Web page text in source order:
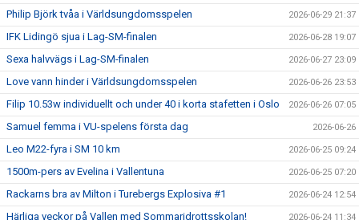
Philip Björk tvåa i Världsungdomsspelen 2026-06-29 21:37
IFK Lidingö sjua i Lag-SM-finalen 2026-06-28 19:07
Sexa halvvägs i Lag-SM-finalen 2026-06-27 23:09
Love vann hinder i Världsungdomsspelen 2026-06-26 23:53
Filip 10.53w individuellt och under 40 i korta stafetten i Oslo 2026-06-26 07:05
Samuel femma i VU-spelens första dag 2026-06-26
Leo M22-fyra i SM 10 km 2026-06-25 09:24
1500m-pers av Evelina i Vallentuna 2026-06-25 07:20
Rackarns bra av Milton i Turebergs Explosiva #1 2026-06-24 12:54
Härliga veckor på Vallen med Sommaridrottsskolan! 2026-06-24 11:34